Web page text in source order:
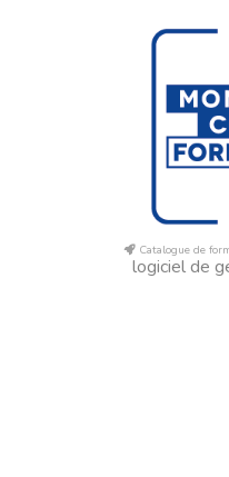
Catalogue de
logiciel de